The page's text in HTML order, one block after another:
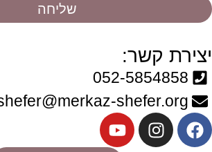
שליחה
יצירת קשר:
052-5854858
shefer.org